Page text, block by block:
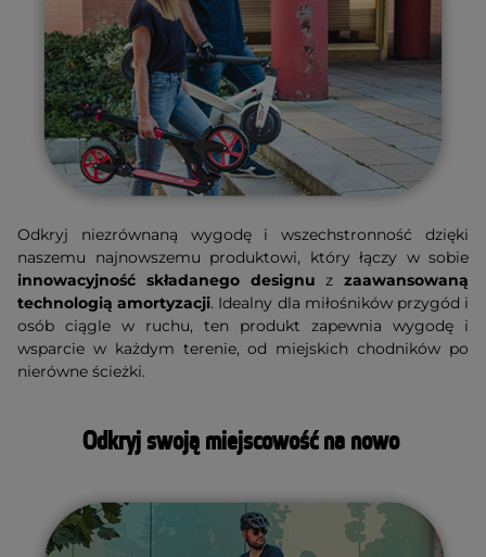
Odkryj niezrównaną wygodę i wszechstronność dzięki
naszemu najnowszemu produktowi, który łączy w sobie
innowacyjność składanego designu z zaawansowaną
technologią amortyzacji. Idealny dla miłośników przygód i
osób ciągle w ruchu, ten produkt zapewnia wygodę i
wsparcie w każdym terenie, od miejskich chodników po
nierówne ścieżki.
Odkryj swoją miejscowość na nowo